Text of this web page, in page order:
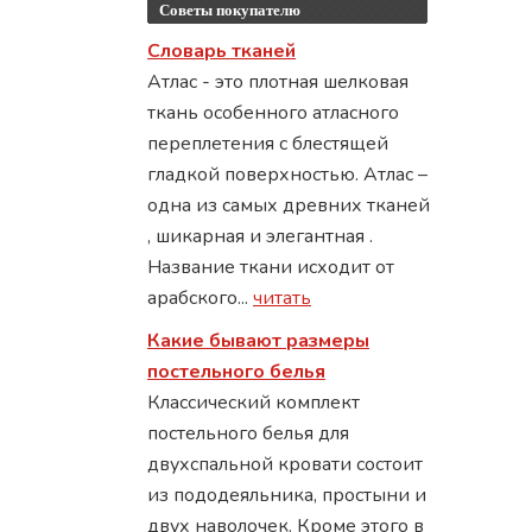
Советы покупателю
Словарь тканей
Атлас - это плотная шелковая
ткань особенного атласного
переплетения с блестящей
гладкой поверхностью. Атлас –
одна из самых древних тканей
, шикарная и элегантная .
Название ткани исходит от
арабского... читать
Какие бывают размеры
постельного белья
Классический комплект
постельного белья для
двухспальной кровати состоит
из пододеяльника, простыни и
двух наволочек. Кроме этого в